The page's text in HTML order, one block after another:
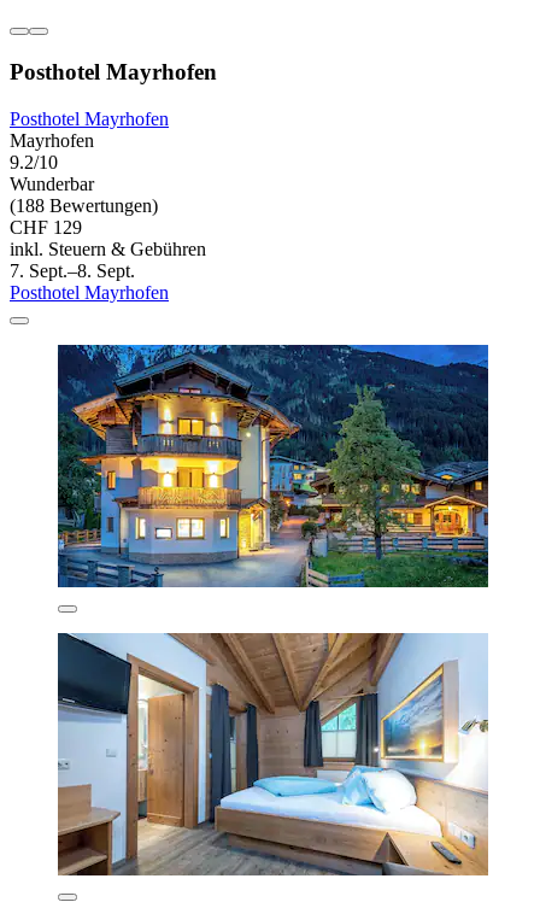
Posthotel Mayrhofen
Posthotel Mayrhofen
Mayrhofen
9.2/10
Wunderbar
(188 Bewertungen)
CHF 129
inkl. Steuern & Gebühren
7. Sept.–8. Sept.
Posthotel Mayrhofen